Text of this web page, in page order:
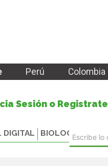
Perú Colombia
Sesión o Registrate
DIGITAL BIOLOGICALS